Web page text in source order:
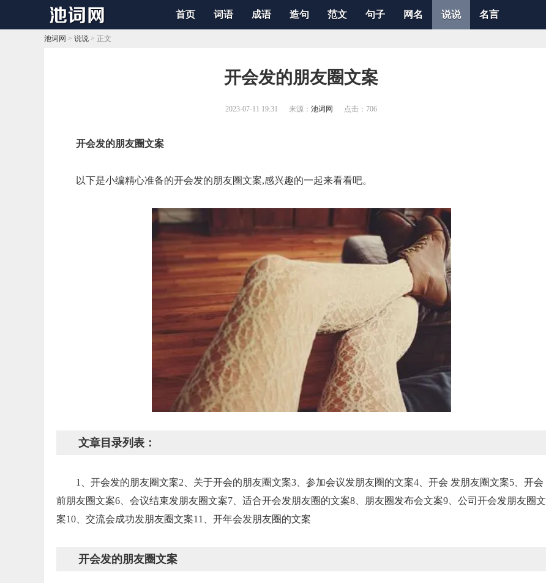
首页 词语 成语 造句 范文 句子 网名 说说 名言
池词网 > 说说 > 正文
​开会发的朋友圈文案
2023-07-11 19:31 来源： 池词网 点击： 706
开会发的朋友圈文案
以下是小编精心准备的开会发的朋友圈文案,感兴趣的一起来看看吧。
文章目录列表：
1、开会发的朋友圈文案2、关于开会的朋友圈文案3、参加会议发朋友圈的文案4、开会 发朋友圈文案5、开会
前朋友圈文案6、会议结束发朋友圈文案7、适合开会发朋友圈的文案8、朋友圈发布会文案9、公司开会发朋友圈文
案10、交流会成功发朋友圈文案11、开年会发朋友圈的文案
开会发的朋友圈文案